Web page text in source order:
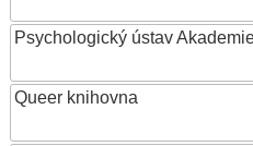
Psychologický ústav
Queer knihovna